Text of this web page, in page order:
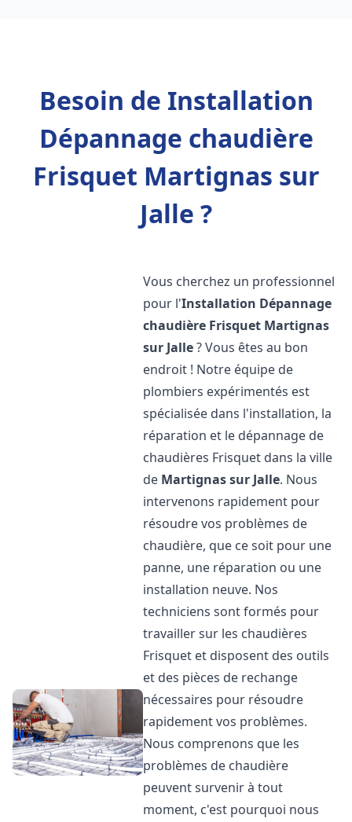
Besoin de Installation
Dépannage chaudière
Frisquet Martignas sur
Jalle ?
Vous cherchez un professionnel
pour l'Installation Dépannage
chaudière Frisquet Martignas
sur Jalle? Vous êtes au bon
endroit ! Notre équipe de
plombiers expérimentés est
spécialisée dans l'installation, la
réparation et le dépannage de
chaudières Frisquet dans la ville
de Martignas sur Jalle. Nous
intervenons rapidement pour
résoudre vos problèmes de
chaudière, que ce soit pour une
panne, une réparation ou une
installation neuve. Nos
techniciens sont formés pour
travailler sur les chaudières
Frisquet et disposent des outils
et des pièces de rechange
nécessaires pour résoudre
rapidement vos problèmes.
Nous comprenons que les
problèmes de chaudière
peuvent survenir à tout
moment, c'est pourquoi nous